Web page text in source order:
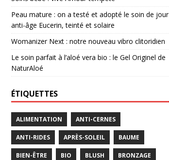
Peau mature : on a testé et adopté le soin de jour
anti-âge Eucerin, teinté et solaire
Womanizer Next : notre nouveau vibro clitoridien
Le soin parfait à l’aloé vera bio : le Gel Originel de
NaturAloé
ÉTIQUETTES
ALIMENTATION ANTI-CERNES
ANTI-RIDES APRÈS-SOLEIL BAUME
BIEN-ÊTRE BIO BLUSH BRONZAGE